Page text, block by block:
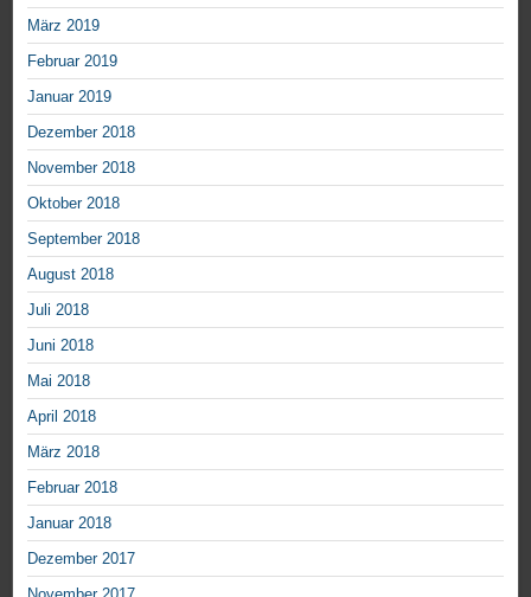
März 2019
Februar 2019
Januar 2019
Dezember 2018
November 2018
Oktober 2018
September 2018
August 2018
Juli 2018
Juni 2018
Mai 2018
April 2018
März 2018
Februar 2018
Januar 2018
Dezember 2017